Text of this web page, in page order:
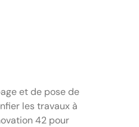
et de pose de
les travaux à
42 pour